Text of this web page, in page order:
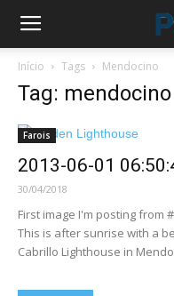
Início Tags Mendocino
Tag: mendocino
Farois
2013-06-01
30/04/2018
First image I'm posting from
This is after sunrise with a
Cabrillo Lighthouse in